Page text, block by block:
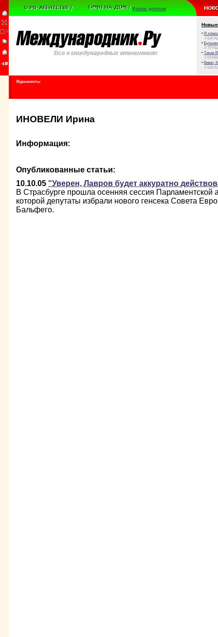
Куплю диплом
Новые
• И
//
•
//
• Тихая
//
• Виват,
//
Журналисты
ИНОВЕЛИ Ирина
Информация:
Опубликованные статьи:
10.10.05 "Уверен, Лавров будет аккуратно
В Страсбурге прошла осенняя сессия
которой депутаты избрали нового генсека Совета
Бальфего.